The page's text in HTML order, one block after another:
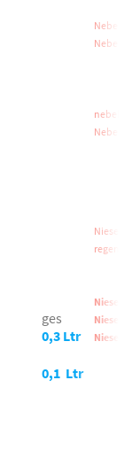
Nebel
Nebel
nebel
Nebel
ges
0,3 Ltr
Niesel
regen
0,1 Ltr